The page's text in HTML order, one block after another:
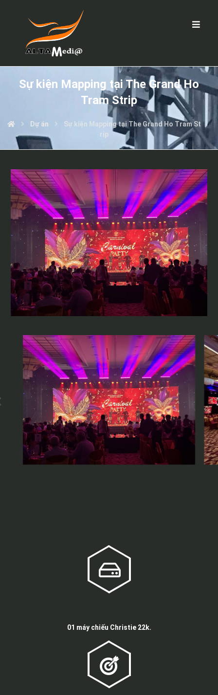
Sự kiện Mapping tại The Grand Ho
Tram Strip
Dự án
Sự kiện Mapping tại The Grand Ho Tram St
rip
01 máy chiếu Christie 22k.